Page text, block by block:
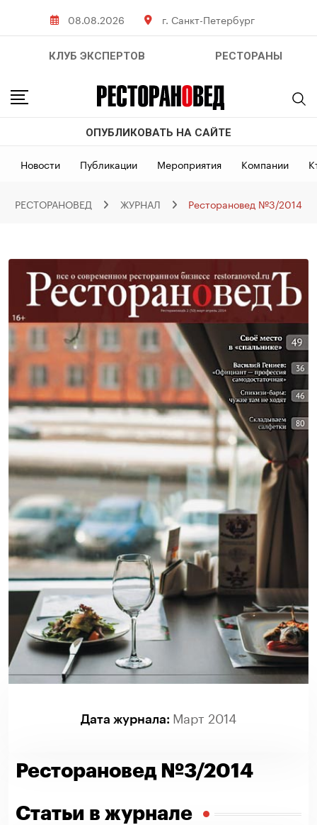
08.08.2026 г. Санкт-Петербург
КЛУБ ЭКСПЕРТОВ РЕСТОРАНЫ
ОПУБЛИКОВАТЬ НА САЙТЕ
Новости Публикации Мероприятия Компании
РЕСТОРАНОВЕД ЖУРНАЛ Ресторановед №3/2014
Ресторановед №3/2014
Статьи в журнале
Дата журнала: Март 2014